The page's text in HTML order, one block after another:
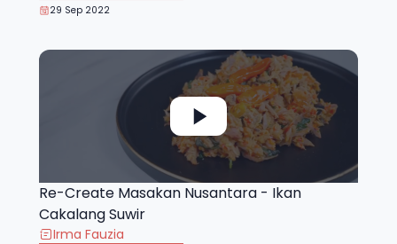
29 Sep 2022
Re-Create Masakan Nusantara - Ikan
Cakalang Suwir
Irma Fauzia